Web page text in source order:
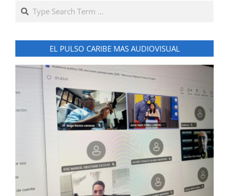
Search
EL PULSO CARIBE MAS AUDIOVISUAL